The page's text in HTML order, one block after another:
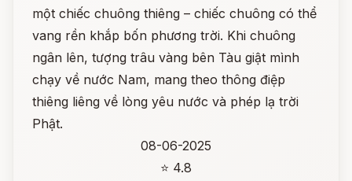
một chiếc chuông thiêng – chiếc chuông có thể
vang rền khắp bốn phương trời. Khi chuông
ngân lên, tượng trâu vàng bên Tàu giật mình
chạy về nước Nam, mang theo thông điệp
thiêng liêng về lòng yêu nước và phép lạ trời
Phật.
08-06-2025
⭐ 4.8